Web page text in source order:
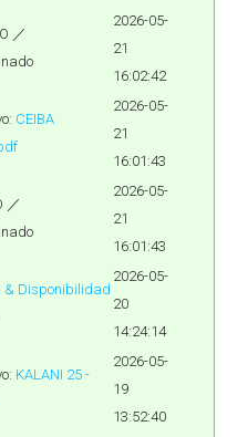
／
2026-05-
21
16:02:42
CEIBA
2026-05-
21
16:01:43
／
2026-05-
21
16:01:43
& Disponibilidad
2026-05-
20
14:24:14
KALANI 25 -
2026-05-
19
13:52:40